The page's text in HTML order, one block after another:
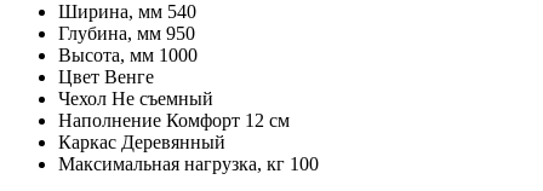
Ширина, мм 540
Глубина, мм 950
Высота, мм 1000
Цвет Венге
Чехол Не съемный
Наполнение Комфорт 12 см
Каркас Деревянный
Максимальная нагрузка, кг 100